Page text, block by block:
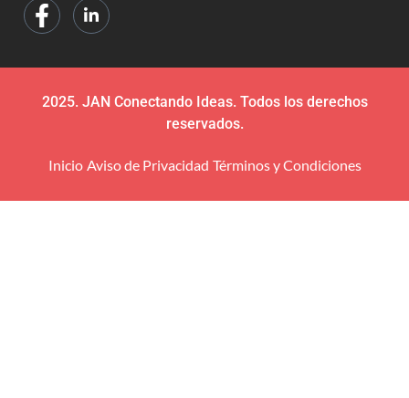
2025. JAN Conectando Ideas. Todos los derechos
reservados.
Inicio Aviso de Privacidad Términos y Condiciones